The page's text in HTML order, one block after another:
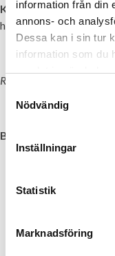
information från din
annons- och
Dessa kan i sin tur
information som du
samlat in när du
Nödvändig
Inställningar
Statistik
Marknadsföring
Kursavgift:
helpension (logi samt
Resor ombesörjs av
Begränsat antal